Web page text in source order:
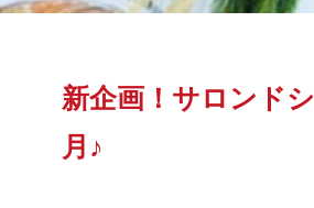
新企画！サロンド
月♪